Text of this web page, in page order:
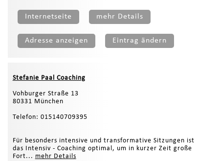
Internetseite mehr Details
Adresse anzeigen Eintrag ändern
Stefanie Paal Coaching
Vohburger Straße 13
80331 München
Telefon: 015140709395
Für besonders intensive und transformative Sitzungen ist
das Intensiv - Coaching optimal, um in kurzer Zeit große
Fort... mehr Details